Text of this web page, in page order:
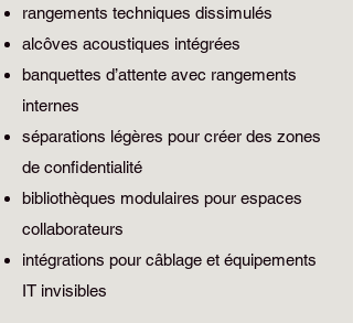
rangements techniques dissimulés
alcôves acoustiques intégrées
banquettes d’attente avec rangements
internes
séparations légères pour créer des zones
de confidentialité
bibliothèques modulaires pour espaces
collaborateurs
intégrations pour câblage et équipements
IT invisibles